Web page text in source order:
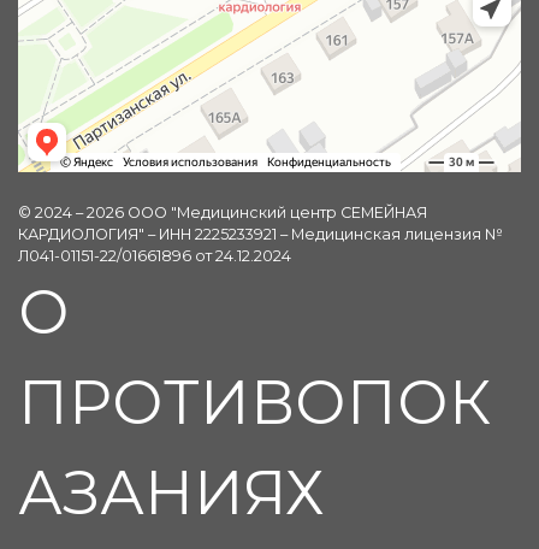
© 2024 – 2026 ООО "Медицинский центр СЕМЕЙНАЯ
КАРДИОЛОГИЯ" – ИНН 2225233921 – Медицинская лицензия №
Л041-01151-22/01661896 от 24.12.2024
О
ПРОТИВОПОК
АЗАНИЯХ